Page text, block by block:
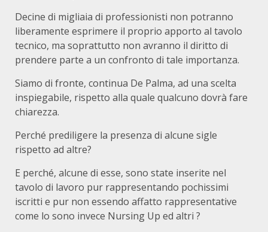
Decine di migliaia di professionisti non potranno
liberamente esprimere il proprio apporto al tavolo
tecnico, ma soprattutto non avranno il diritto di
prendere parte a un confronto di tale importanza.
Siamo di fronte, continua De Palma, ad una scelta
inspiegabile, rispetto alla quale qualcuno dovrà fare
chiarezza.
Perché prediligere la presenza di alcune sigle
rispetto ad altre?
E perché, alcune di esse, sono state inserite nel
tavolo di lavoro pur rappresentando pochissimi
iscritti e pur non essendo affatto rappresentative
come lo sono invece Nursing Up ed altri ?